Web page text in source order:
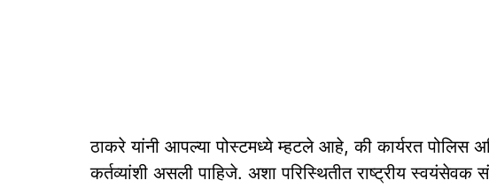
ठाकरे यांनी आपल्या पोस्टमध्ये म्हटले आहे, की कार्यरत पोलिस
कर्तव्यांशी असली पाहिजे. अशा परिस्थितीत राष्ट्रीय स्वयंसेवक